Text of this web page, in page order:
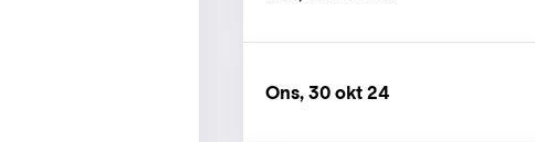
Ons, 30 okt 24